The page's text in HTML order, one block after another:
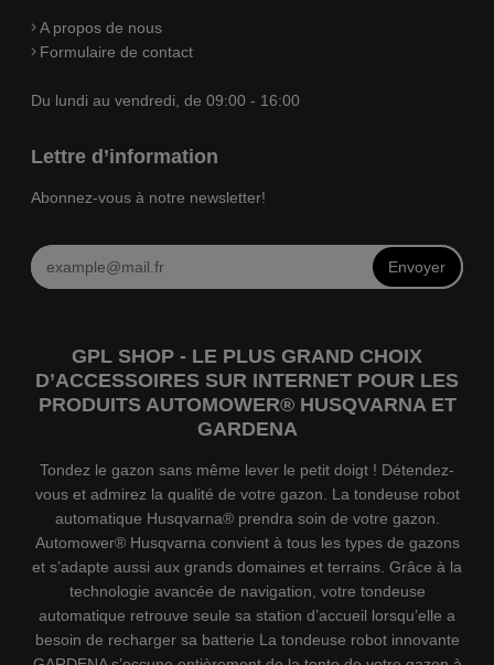
A propos de nous
Formulaire de contact
Du lundi au vendredi, de 09:00 - 16:00
Lettre d’information
Abonnez-vous à notre newsletter!
Envoyer
GPL SHOP - LE PLUS GRAND CHOIX
D’ACCESSOIRES SUR INTERNET POUR LES
PRODUITS AUTOMOWER® HUSQVARNA ET
GARDENA
Tondez le gazon sans même lever le petit doigt ! Détendez-
vous et admirez la qualité de votre gazon. La tondeuse robot
automatique Husqvarna® prendra soin de votre gazon.
Automower® Husqvarna convient à tous les types de gazons
et s’adapte aussi aux grands domaines et terrains. Grâce à la
technologie avancée de navigation, votre tondeuse
automatique retrouve seule sa station d’accueil lorsqu’elle a
besoin de recharger sa batterie La tondeuse robot innovante